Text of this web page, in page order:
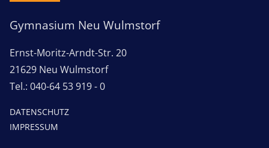
Gymnasium Neu Wulmstorf
Ernst-Moritz-Arndt-Str. 20
21629 Neu Wulmstorf
Tel.: 040-64 53 919 - 0
DATENSCHUTZ
IMPRESSUM